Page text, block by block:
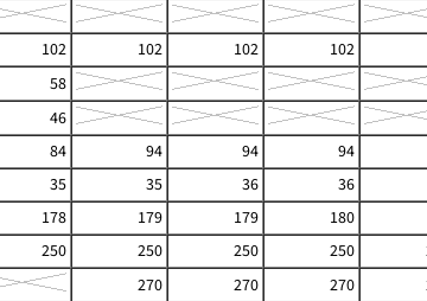
102 102 102 102
58
46
84 94 94
94
35 35 36
36
178 179 179 180
250 250 250 250
270 270 270